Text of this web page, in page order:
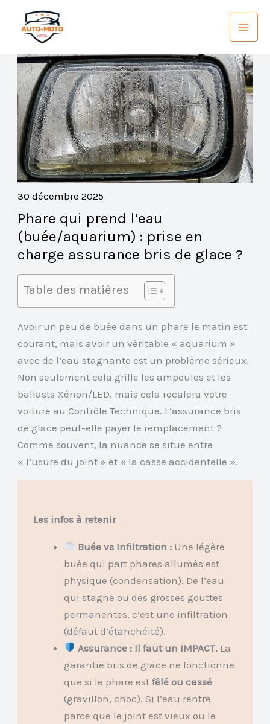
contenu
30 décembre 2025
Phare qui prend l’eau
(buée/aquarium) : prise en
charge assurance bris de glace ?
Table des matières
Avoir un peu de buée dans un phare le matin est
courant, mais avoir un véritable « aquarium »
avec de l’eau stagnante est un problème sérieux.
Non seulement cela grille les ampoules et les
ballasts Xénon/LED, mais cela recalera votre
voiture au Contrôle Technique. L’assurance bris
de glace peut-elle payer le remplacement ?
Comme souvent, la nuance se situe entre
« l’usure du joint » et « la casse accidentelle ».
Les infos à retenir
Buée vs Infiltration : Une légère
buée qui part phares allumés est
physique (condensation). De l’eau
qui stagne ou des grosses gouttes
permanentes, c’est une infiltration
(défaut d’étanchéité).
Assurance : Il faut un IMPACT. La
garantie bris de glace ne fonctionne
que si le phare est fêlé ou cassé
(gravillon, choc). Si l’eau rentre
parce que le joint est vieux ou le